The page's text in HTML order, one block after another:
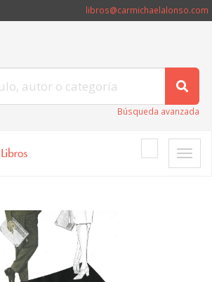
libros@carmichaelalonso.com
Búsqueda avanzada
Toggle